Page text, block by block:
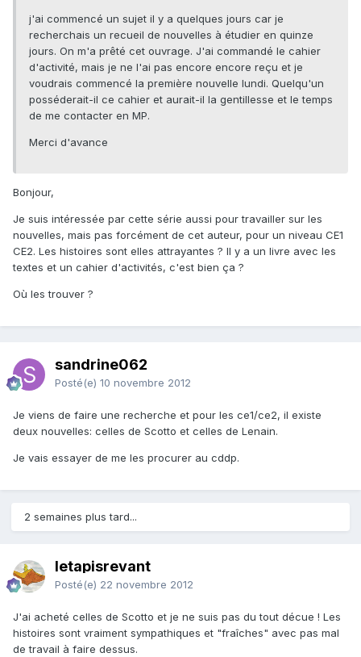
j'ai commencé un sujet il y a quelques jours car je
recherchais un recueil de nouvelles à étudier en quinze
jours. On m'a prêté cet ouvrage. J'ai commandé le cahier
d'activité, mais je ne l'ai pas encore encore reçu et je
voudrais commencé la première nouvelle lundi. Quelqu'un
posséderait-il ce cahier et aurait-il la gentillesse et le temps
de me contacter en MP.
Merci d'avance
Bonjour,
Je suis intéressée par cette série aussi pour travailler sur les
nouvelles, mais pas forcément de cet auteur, pour un niveau CE1
CE2. Les histoires sont elles attrayantes ? Il y a un livre avec les
textes et un cahier d'activités, c'est bien ça ?
Où les trouver ?
sandrine062
Posté(e) 10 novembre 2012
Je viens de faire une recherche et pour les ce1/ce2, il existe
deux nouvelles: celles de Scotto et celles de Lenain.
Je vais essayer de me les procurer au cddp.
2 semaines plus tard...
letapisrevant
Posté(e) 22 novembre 2012
J'ai acheté celles de Scotto et je ne suis pas du tout décue ! Les
histoires sont vraiment sympathiques et "fraîches" avec pas mal
de travail à faire dessus.